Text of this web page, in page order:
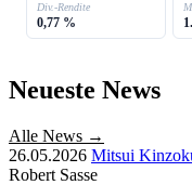
Div.-Rendite
0,77 %
Neueste News
Alle News →
26.05.2026 Mitsui
Robert Sasse